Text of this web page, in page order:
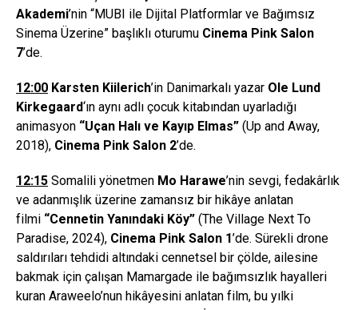
Akademi’nin “MUBI ile Dijital Platformlar ve Bağımsız
Sinema Üzerine” başlıklı oturumu Cinema Pink Salon
7’de.
12:00 Karsten Kiilerich’in Danimarkalı yazar Ole Lund
Kirkegaard‘ın aynı adlı çocuk kitabından uyarladığı
animasyon “Uçan Hal ı ve Kayıp Elmas” (Up and Away,
2018), Cinema Pink Salon 2’de.
12:15 Somalili yönetmen Mo Harawe’nin sevgi, fedakârlık
ve adanmışlık üzerine zamansız bir hikâye anlatan
filmi “Cennetin Yanındaki Köy” (The Village Next To
Paradise, 2024), Cinema Pink Salon 1’de. Sürekli drone
saldırıları tehdidi altındaki cennetsel bir çölde, ailesine
bakmak için çalışan Mamargade ile bağımsızlık hayalleri
kuran Araweelo’nun hikâyesini anlatan film, bu yılki